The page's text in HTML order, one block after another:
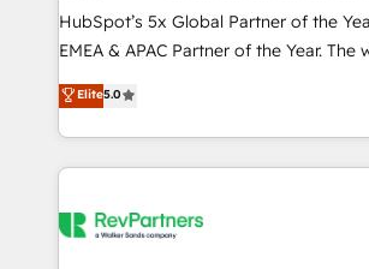
HubSpot’s 5x Global Partner of the
EMEA & APAC Partner of the Year. The
experienced and fully accredited
Partner. 🚀 With 2,750+ HubSpot projects delivered
and 370+ specialists across EMEA,
we de-risk complex CRM programmes
multi-region migrations to AI-powered
Elite5.0